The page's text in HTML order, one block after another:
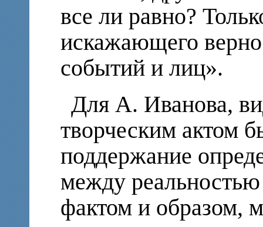
все ли равно?
искажающего
событий и лиц».
Для А. Иванова,
творческим актом
поддержание
между
фактом и образом,